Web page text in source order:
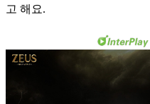
고 해요.